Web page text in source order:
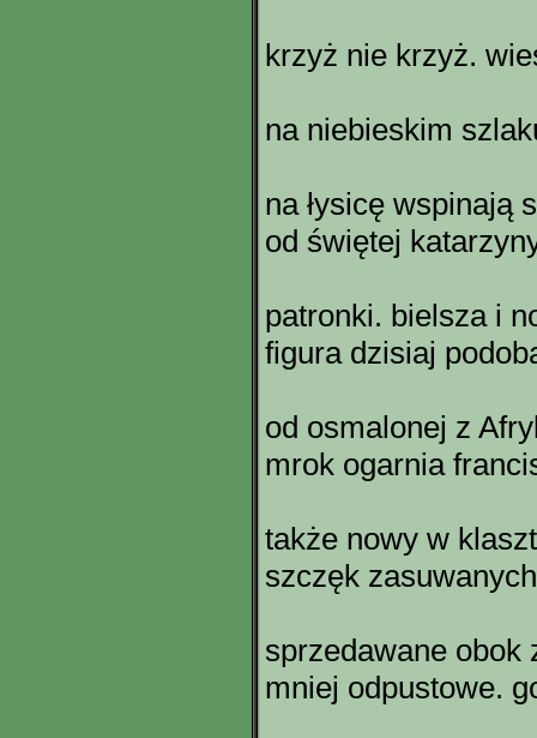
krzyż nie krzyż.
na niebieskim
na łysicę wspinają
od świętej
patronki. bielsza i
figura dzisiaj
od osmalonej z
mrok ogarnia
także nowy w
szczęk
sprzedawane obok
mniej odpustowe.